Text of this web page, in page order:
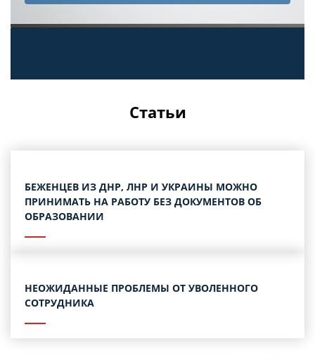
Статьи
БЕЖЕНЦЕВ ИЗ ДНР, ЛНР И УКРАИНЫ МОЖНО
ПРИНИМАТЬ НА РАБОТУ БЕЗ ДОКУМЕНТОВ ОБ
ОБРАЗОВАНИИ
НЕОЖИДАННЫЕ ПРОБЛЕМЫ ОТ УВОЛЕННОГО
СОТРУДНИКА